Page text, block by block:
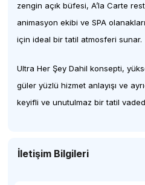
zengin açık büfesi, A’la Carte
animasyon ekibi ve SPA
için ideal bir tatil atmosferi sunar.
Ultra Her Şey Dahil konsepti,
güler yüzlü hizmet anlayışı ve
keyifli ve unutulmaz bir tatil
İletişim Bilgileri